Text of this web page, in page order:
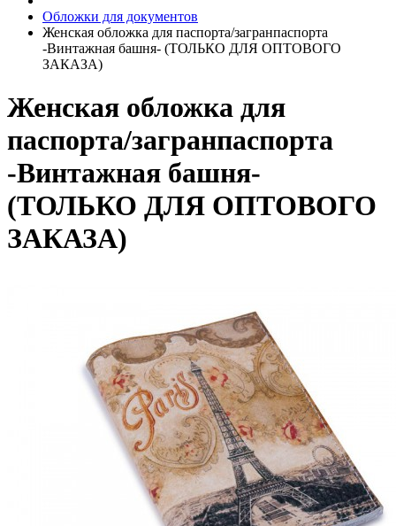
Обложки для документов
Женская обложка для паспорта/загранпаспорта
-Винтажная башня- (ТОЛЬКО ДЛЯ ОПТОВОГО
ЗАКАЗА)
Женская обложка для
паспорта/загранпаспорта
-Винтажная башня-
(ТОЛЬКО ДЛЯ ОПТОВОГО
ЗАКАЗА)